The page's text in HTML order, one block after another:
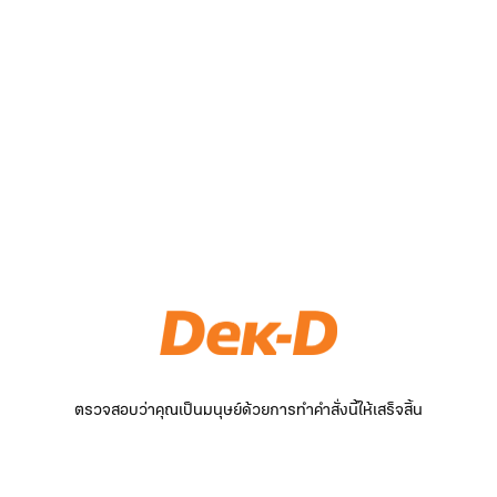
ตรวจสอบว่าคุณเป็นมนุษย์ด้วยการทำคำสั่งนี้ให้เสร็จสิ้น